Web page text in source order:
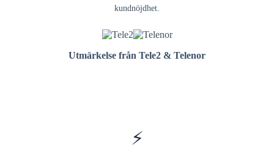
kundnöjdhet.
Utmärkelse från Tele2 & Telenor
⚡